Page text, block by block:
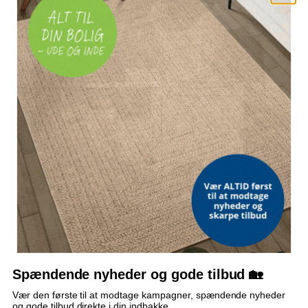
(håndtag)
88-91 × 195 cm (B × H)
GLAS
5 mm hærdet sikkerhedsglas
PROFIL
Justerbar 3 cm i bredden
ÅBNING
Drejepunkt i zinklegering
EGENSKAB
Stænktæt
MONTERING
Samling påkrævet
Spændende nyheder og gode tilbud 🏡
Vær den første til at modtage kampagner, spændende nyheder
og gode tilbud direkte i din indbakke.